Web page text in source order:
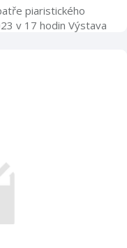
piaristického
v 17 hodin Výstava